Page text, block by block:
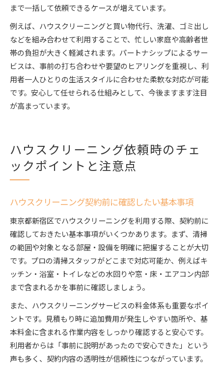
まで一括して依頼できるケースが増えています。
例えば、ハウスクリーニングと買い物代行、洗濯、ゴミ出し
などを組み合わせて利用することで、忙しい家庭や高齢者世
帯の負担が大きく軽減されます。パートナシップによるサー
ビスは、事前の打ち合わせや要望のヒアリングを重視し、利
用者一人ひとりの生活スタイルに合わせた柔軟な対応が可能
です。安心して任せられる仕組みとして、今後ますます注目
が高まっています。
ハウスクリーニング依頼時のチェ
ックポイントと注意点
ハウスクリーニング契約前に確認したい基本事項
東京都新宿区でハウスクリーニングを利用する際、契約前に
確認しておきたい基本事項がいくつかあります。まず、清掃
の範囲や対象となる部屋・設備を明確に把握することが大切
です。プロの清掃スタッフがどこまで対応可能か、例えばキ
ッチン・浴室・トイレなどの水回りや窓・床・エアコン内部
まで含まれるかを事前に確認しましょう。
また、ハウスクリーニングサービスの料金体系も重要なポイ
ントです。見積もり時に追加費用が発生しやすい箇所や、基
本料金に含まれる作業内容をしっかり確認すると安心です。
利用者からは「事前に説明があったので安心できた」という
声も多く、契約内容の透明性が信頼性につながっています。